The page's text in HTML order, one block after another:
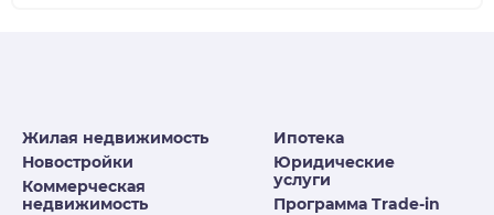
Жилая недвижимость
Новостройки
Коммерческая
недвижимость
Ипотека
Юридические
услуги
Программа Trade-in